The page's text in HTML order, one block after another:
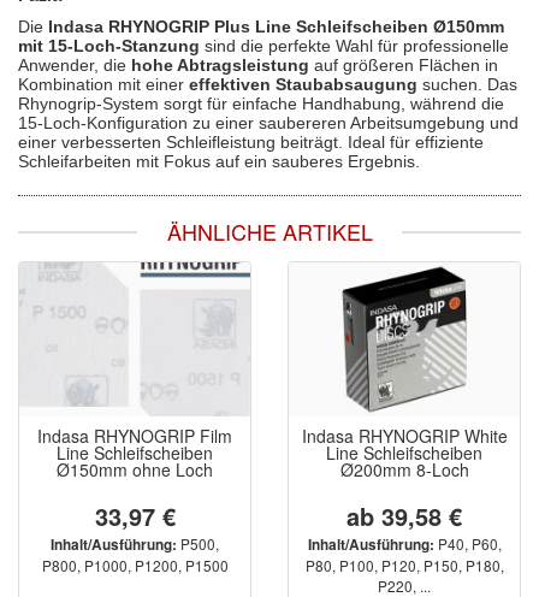
Die Indasa RHYNOGRIP Plus Line Schleifscheiben Ø150mm
mit 15-Loch-Stanzung sind die perfekte Wahl für professionelle
Anwender, die hohe Abtragsleistung auf größeren Flächen in
Kombination mit einer effektiven Staubabsaugung suchen. Das
Rhynogrip-System sorgt für einfache Handhabung, während die
15-Loch-Konfiguration zu einer saubereren Arbeitsumgebung und
einer verbesserten Schleifleistung beiträgt. Ideal für effiziente
Schleifarbeiten mit Fokus auf ein sauberes Ergebnis.
ÄHNLICHE ARTIKEL
Indasa RHYNOGRIP Film
Line Schleifscheiben
Ø150mm ohne Loch
33,97 €
Inhalt/Ausführung: P500,
P800, P1000, P1200, P1500
Indasa RHYNOGRIP White
Line Schleifscheiben
Ø200mm 8-Loch
ab 39,58 €
Inhalt/Ausführung: P40, P60,
P80, P100, P120, P150, P180,
P220, ...